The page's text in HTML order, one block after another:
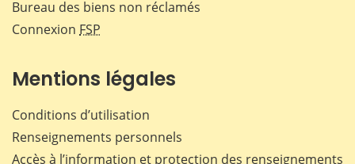
Bureau des biens non réclamés
Connexion FSP
Mentions légales
Conditions d’utilisation
Renseignements personnels
Accès à l’information et protection des renseignements